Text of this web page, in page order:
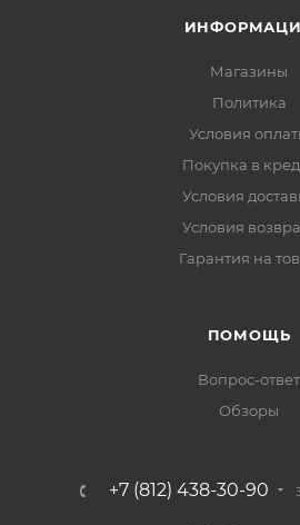
Магазины
Политика
Условия
Покупка в
Условия
Условия
Гарантия на
ПОМОЩЬ
Вопрос-ответ
Обзоры
+7 (812) 438-30-90